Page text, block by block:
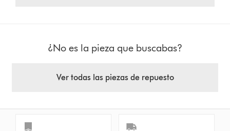
¿No es la pieza que buscabas?
Ver todas las piezas de repuesto